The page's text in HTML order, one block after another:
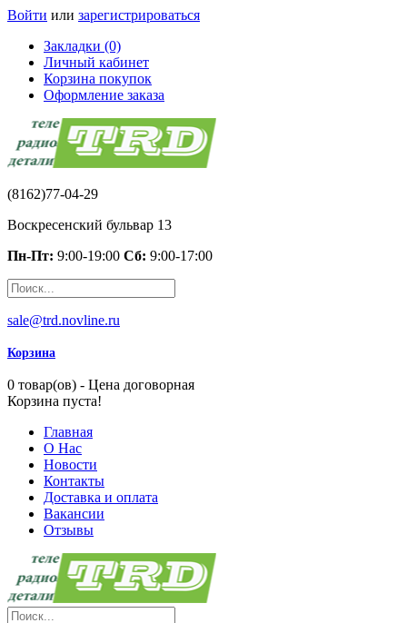
Войти или зарегистрироваться
Закладки (0)
Личный кабинет
Корзина покупок
Оформление заказа
(8162)77-04-29
Воскресенский бульвар 13
Пн-Пт: 9:00-19:00 Сб: 9:00-17:00
sale@trd.novline.ru
Корзина
0 товар(ов) - Цена договорная
Корзина пуста!
Главная
О Нас
Новости
Контакты
Доставка и оплата
Вакансии
Отзывы